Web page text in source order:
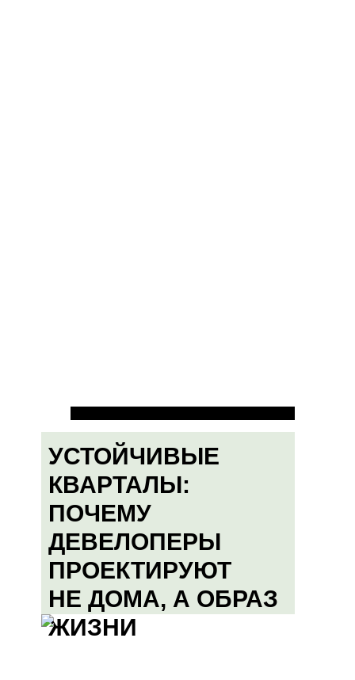
УСТОЙЧИВЫЕ
КВАРТАЛЫ:
ПОЧЕМУ
ДЕВЕЛОПЕРЫ
ПРОЕКТИРУЮТ
НЕ ДОМА, А ОБРАЗ
ЖИЗНИ